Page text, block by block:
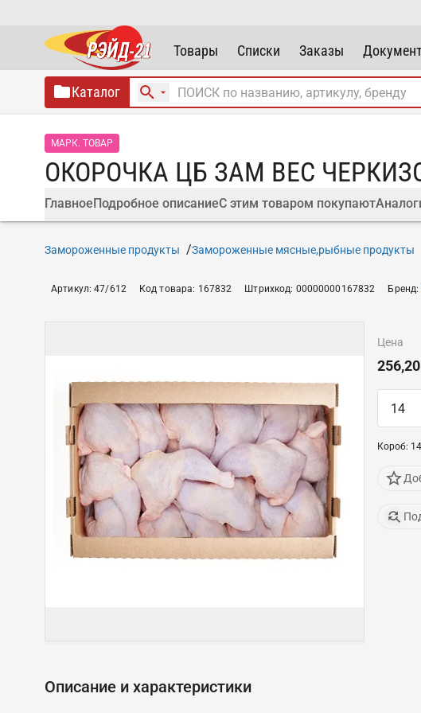
Товары Списки Заказы
Каталог
МАРК. ТОВАР
ОКОРОЧКА ЦБ ЗАМ ВЕС
ГлавноеПодробное описаниеС этим товаром покупают
Замороженные продукты Замороженные мясные,рыбные продукты
Артикул:47/612 Код товара: 167832 Штрихкод: 00000000167832 Бренд:
цена
256,20
Короб: 14
Описание и характеристики